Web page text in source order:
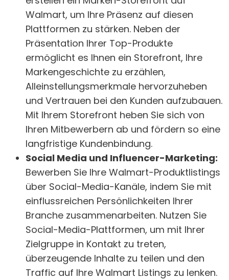
Walmart, um Ihre Präsenz auf diesen
Plattformen zu stärken. Neben der
Präsentation Ihrer Top-Produkte
ermöglicht es Ihnen ein Storefront, Ihre
Markengeschichte zu erzählen,
Alleinstellungsmerkmale hervorzuheben
und Vertrauen bei den Kunden aufzubauen.
Mit Ihrem Storefront heben Sie sich von
Ihren Mitbewerbern ab und fördern so eine
langfristige Kundenbindung.
Social Media und Influencer-Marketing:
Bewerben Sie Ihre Walmart-Produktlistings
über Social-Media-Kanäle, indem Sie mit
einflussreichen Persönlichkeiten Ihrer
Branche zusammenarbeiten. Nutzen Sie
Social-Media-Plattformen, um mit Ihrer
Zielgruppe in Kontakt zu treten,
überzeugende Inhalte zu teilen und den
Traffic auf Ihre Walmart Listings zu lenken.